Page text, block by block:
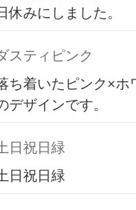
休みにしました。
スティピンク
ち着いたピンク×ホ
デザインです。
日祝日緑
日祝日緑